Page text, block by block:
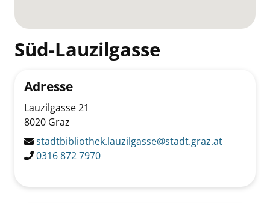
Süd-Lauzilgasse
Adresse
Lauzilgasse 21
8020 Graz
stadtbibliothek.lauzilgasse@stadt.graz.at
0316 872 7970